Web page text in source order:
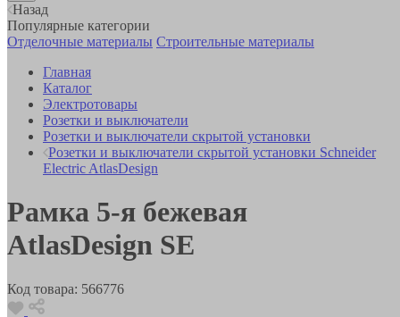
Назад
Популярные категории
Отделочные материалы Строительные материалы
Главная
Каталог
Электротовары
Розетки и выключатели
Розетки и выключатели скрытой установки
Розетки и выключатели скрытой установки Schneider
Electric AtlasDesign
Рамка 5-я бежевая
AtlasDesign SE
Код товара: 566776